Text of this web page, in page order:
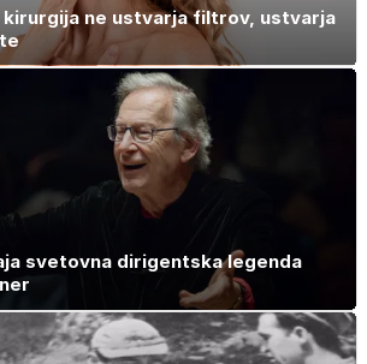
ne ustvarja filtrov, ustvarja
svetovna dirigentska legenda